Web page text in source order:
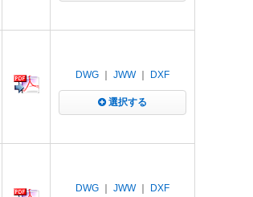
DWG JWW｜ DXF
選択する
DWG JWW｜ DXF